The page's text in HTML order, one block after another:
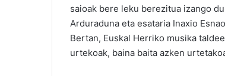
saioak bere leku berezitua izango
Arduraduna eta esataria Inaxio
Bertan, Euskal Herriko musika
urtekoak, baina baita azken